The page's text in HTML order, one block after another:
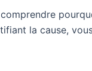
la cause,